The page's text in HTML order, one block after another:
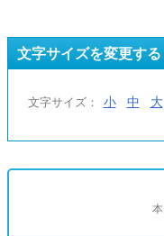
文字サイズを変更する
文字サイズ： 小 中 大